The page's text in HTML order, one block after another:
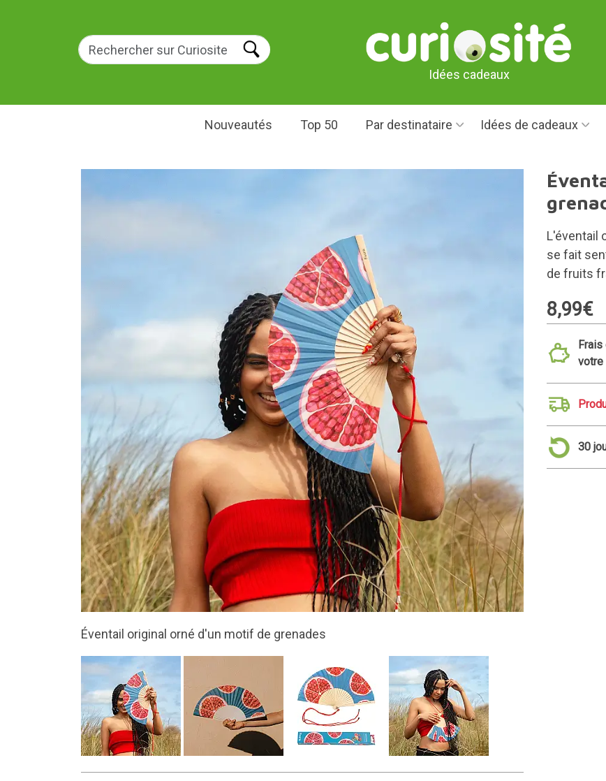
Idées cadeaux
Nouveautés Top 50 Par destinataire Idées de cadeaux
Un design bleu avec une touche colorée et estivale.
L'éventail
se fait
de fruits
8,99€
votre
30